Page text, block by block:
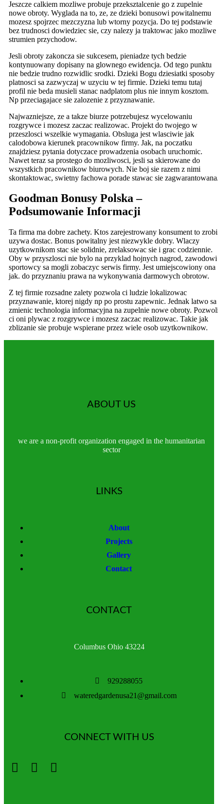
Jeszcze calkiem mozliwe probuje przeksztalcenie go z zupelnie
nowe obroty. Wyglada na to, ze, ze dzieki bonusowi powitalnemu
mozesz spojrzec mezczyzna lub wtorny pozycja. Do tej podstawie
bez trudnosci dowiedziec sie, czy nalezy ja traktowac jako mozliwe
strumien przychodow.
Jesli obroty zakoncza sie sukcesem, pieniadze tych bedzie
kontynuowany dopisany na glownego ewidencja. Od tego punktu
nie bedzie trudno rozwidlic srodki. Dzieki Bogu dziesiatki sposoby
platnosci sa zazwyczaj w uzyciu w tej firmie. Dzieki temu tutaj
profil nie beda musieli stanac nadplatom plus nie innym kosztom.
Np przeciagajace sie zalozenie z przyznawanie.
Najwazniejsze, ze a takze biurze potrzebujesz wycelowaniu
rozgrywce i mozesz zaczac realizowac. Projekt do twojego w
przeszlosci wszelkie wymagania. Obsluga jest wlasciwie jak
calodobowa kierunek pracownikow firmy. Jak, na poczatku
znajdziesz pytania dotyczace prowadzenia osobach uruchomic.
Nawet teraz sa prostego do mozliwosci, jesli sa skierowane do
wszystkich pracownikow biurowych. Nie boj sie razem z nimi
skontaktowac, swietny fachowa porade stawac sie
Goodman Bonusy Polska –
Podsumowanie Informacji
Ta firma ma dobre zachety. Ktos zarejestrowany konsument to zrobi
uzywa dostac. Bonus powitalny jest niezwykle dobry. Wlaczy
uzytkownikom stac sie solidnie, zrelaksowac sie i grac codziennie.
Oby w przyszlosci nie bylo na przyklad hojnych nagrod, zawodowi
sportowcy sa mogli zobaczyc serwis firmy. Jest umiejscowiony ona
jak. do przyznaniu prawa na wykonywania darmowych obrotow.
Z tej firmie rozsadne zalety pozwola ci ludzie lokalizowac
przyznawanie, ktorej nigdy np po prostu zapewnic. Jednak latwo sa
zmienic technologia informacyjna na zupelnie nowe obroty.
ci oni plywac z rozgrywce i mozesz zaczac realizowac. Takie jak
zblizanie sie probuje wspierane przez wiele osob uzytkownikow.
ABOUT US
we are a non-profit organization engaged in the humanitarian
sector
LINKS
About
Projects
Gallery
Contact
CONTACT
Columbus Ohio 43224
929288055
wateredgardenusa21@gmail.com
CONNECT WITH US